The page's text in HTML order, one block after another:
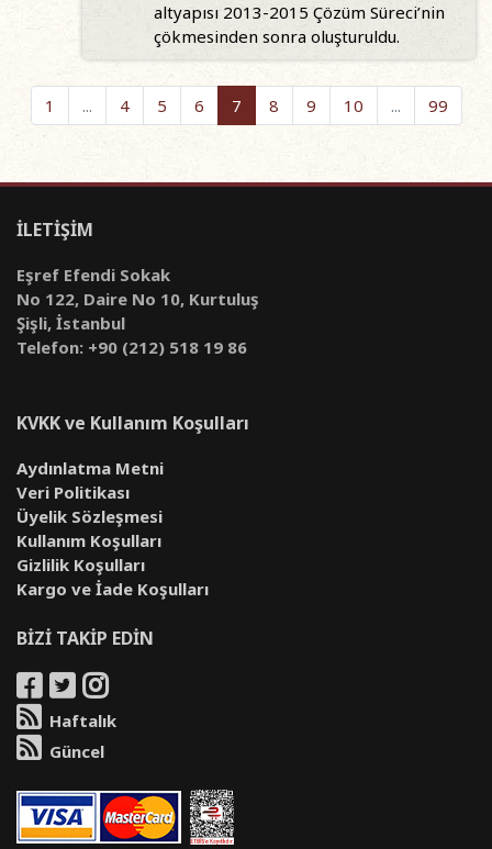
altyapısı 2013-2015 Çözüm Süreci’nin
çökmesinden sonra oluşturuldu.
1 ... 4 5 6 7 8 9 10 ... 99
İLETİŞİM
Eşref Efendi Sokak
No 122, Daire No 10, Kurtuluş
Şişli, İstanbul
Telefon: +90 (212) 518 19 86
KVKK ve Kullanım Koşulları
Aydınlatma Metni
Veri Politikası
Üyelik Sözleşmesi
Kullanım Koşulları
Gizlilik Koşulları
Kargo ve İade Koşulları
BİZİ TAKİP EDİN
Haftalık
Güncel